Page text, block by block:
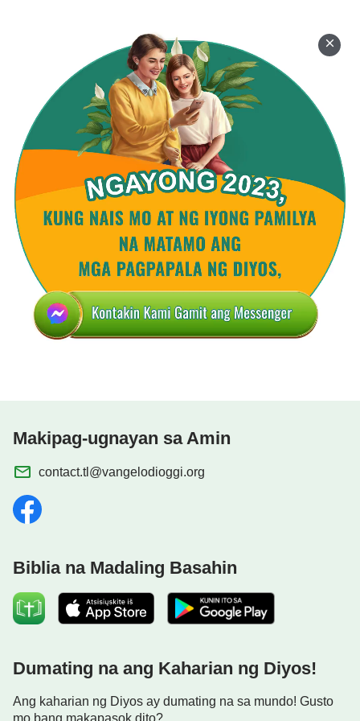
Makipag-ugnayan sa Amin
contact.tl@vangelodioggi.org
Biblia na Madaling Basahin
Dumating na ang Kaharian ng Diyos!
Ang kaharian ng Diyos ay dumating na sa mundo! Gusto
mo bang makapasok dito?